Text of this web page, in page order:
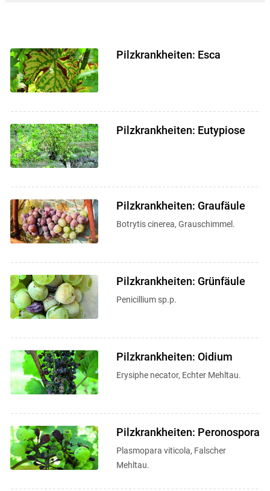
Pilzkrankheiten: Esca
Pilzkrankheiten: Eutypiose
Pilzkrankheiten: Graufäule
Botrytis cinerea, Grauschimmel.
Pilzkrankheiten: Grünfäule
Penicillium sp.p.
Pilzkrankheiten: Oidium
Erysiphe necator, Echter Mehltau.
Pilzkrankheiten: Peronospora
Plasmopara viticola, Falscher
Mehltau.